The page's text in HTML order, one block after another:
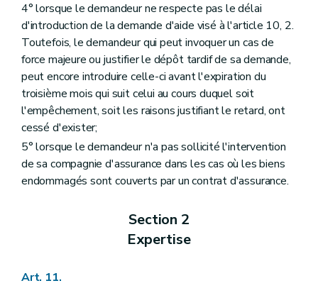
4° lorsque le demandeur ne respecte pas le délai
d'introduction de la demande d'aide visé à l'article 10, 2.
Toutefois, le demandeur qui peut invoquer un cas de
force majeure ou justifier le dépôt tardif de sa demande,
peut encore introduire celle-ci avant l'expiration du
troisième mois qui suit celui au cours duquel soit
l'empêchement, soit les raisons justifiant le retard, ont
cessé d'exister;
5° lorsque le demandeur n'a pas sollicité l'intervention
de sa compagnie d'assurance dans les cas où les biens
endommagés sont couverts par un contrat d'assurance.
Section 2
Expertise
Art. 11.